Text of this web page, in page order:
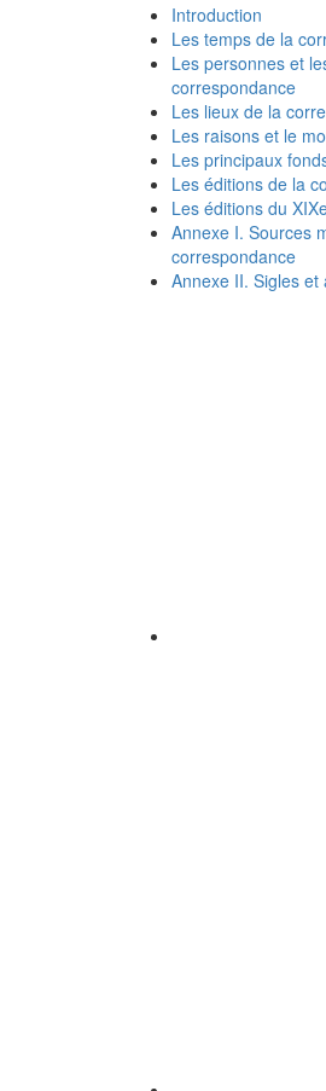
Introduction
Les temps de la
Les personnes et
correspondance
Les lieux de la
Les raisons et le
Les principaux
Les éditions de la
Les éditions du
Annexe I. Sources
correspondance
Annexe II. Sigles et